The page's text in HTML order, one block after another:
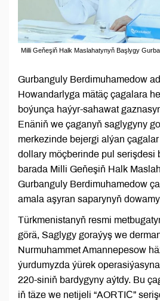
Milli Geňeşiň Halk Maslahatynyň Başlygy
Gurbanguly Berdimuhamedow
Howandarlyga mätäç çagalara
boýunça haýyr-sahawat
Enäniň we çaganyň saglygyny
merkezinde bejergi alýan
dollary möçberinde pul serişdesi
barada Milli Geňeşiň Halk
Gurbanguly Berdimuhamedow
amala aşyran saparynyň
Türkmenistanyň resmi
görä, Saglygy goraýyş we
Nurmuhammet Amannepesow
ýurdumyzda ýürek
220-siniň bardygyny aýtdy. Bu
iň täze we netijeli “AORTIС”